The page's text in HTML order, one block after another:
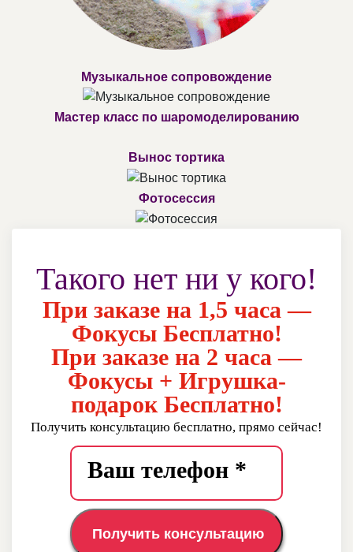
Музыкальное сопровождение
Мастер класс по шаромоделированию
Вынос тортика
Фотосессия
Такого нет ни у кого!
При заказе на 1,5 часа —
Фокусы Бесплатно!
При заказе на 2 часа —
Фокусы + Игрушка-
подарок Бесплатно!
Получить консультацию бесплатно, прямо сейчас!
Получить консультацию